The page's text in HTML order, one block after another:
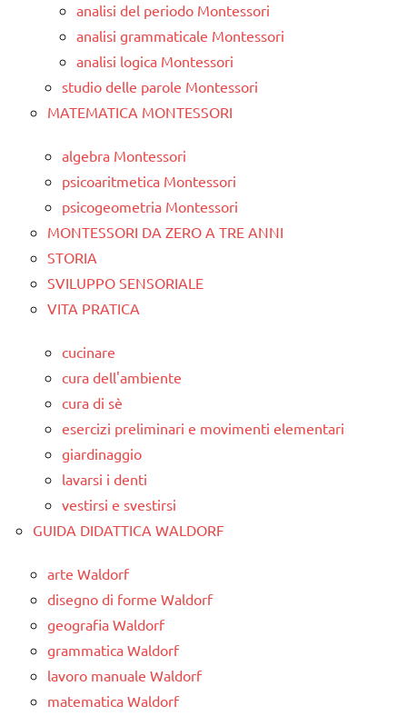
analisi del periodo Montessori
analisi grammaticale Montessori
analisi logica Montessori
studio delle parole Montessori
MATEMATICA MONTESSORI
algebra Montessori
psicoaritmetica Montessori
psicogeometria Montessori
MONTESSORI DA ZERO A TRE ANNI
STORIA
SVILUPPO SENSORIALE
VITA PRATICA
cucinare
cura dell'ambiente
cura di sè
esercizi preliminari e movimenti elementari
giardinaggio
lavarsi i denti
vestirsi e svestirsi
GUIDA DIDATTICA WALDORF
arte Waldorf
disegno di forme Waldorf
geografia Waldorf
grammatica Waldorf
lavoro manuale Waldorf
matematica Waldorf